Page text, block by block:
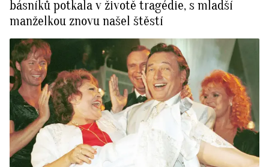
básníků potkala v životě tragédie, s mladší
manželkou znovu našel štěstí